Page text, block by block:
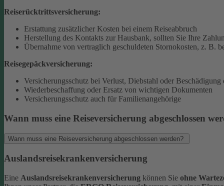
Reiserücktrittsversicherung:
Erstattung zusätzlicher Kosten bei einem Reiseabbruch
Herstellung des Kontakts zur Hausbank, sollten Sie Ihre
Übernahme von vertraglich geschuldeten Stornokosten, z. B.
Reisegepäckversicherung:
Versicherungsschutz bei Verlust, Diebstahl oder Beschädigung
Wiederbeschaffung oder Ersatz von wichtigen Dokumenten
Versicherungsschutz auch für Familienangehörige
Wann muss eine Reiseversicherung abgeschlossen
Wann muss eine Reiseversicherung abgeschlossen werden?
Auslandsreisekrankenversicherung
Eine Auslandsreisekrankenversicherung können Sie ohne